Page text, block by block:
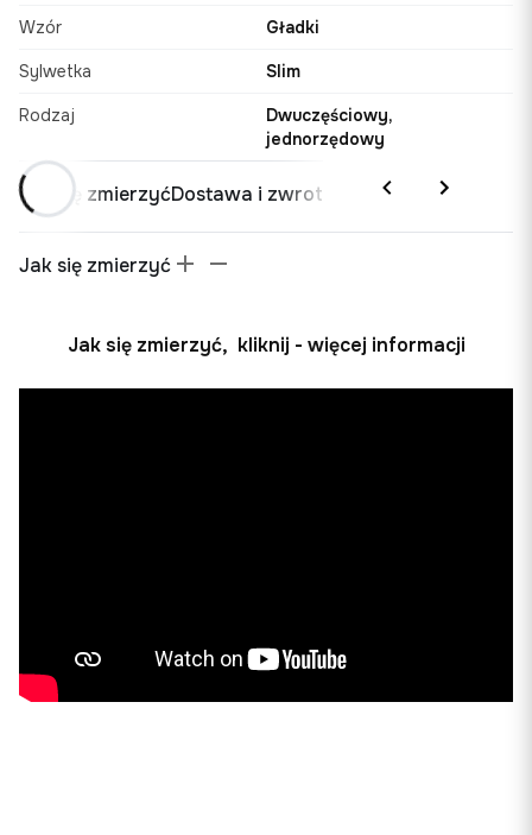
Wzór Gładki
Sylwetka Slim
Rodzaj
Dwuczęściowy,
jednorzędowy
Jak się zmierzyćDostawa i zwrot
Jak się zmierzyć
Jak się zmierzyć, kliknij - więcej informacji